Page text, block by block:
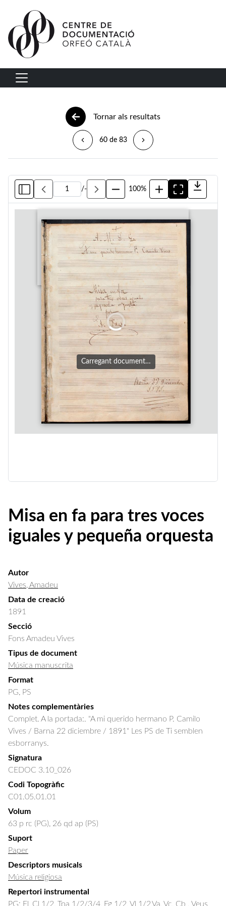
Vés al contingut
Navegació principal
Tornar als resultats
60 de 83
/- 100%
Carregant document…
Misa en fa para tres voces
iguales y pequeña orquesta
Autor
Vives, Amadeu
Data de creació
1891
Secció
Fons Amadeu Vives
Tipus de document
Música manuscrita
Format
PG, PS
Notes complementàries
Complet. A la portada:. "A mi querido hermano P. Camilo
Vives / Barna 22 diciembre / 1891" Les PS de Ti semblen
esborranys.
Signatura
CEDOC 3.10_026
Codi Topogràfic
C01.05.01.01
Volum
63 p rc (PG), 26 qd ap (PS)
Suport
Paper
Descriptors musicals
Música religiosa
Repertori instrumental
PG: Fl, Cl 1/2, Tpa 1/2/3/4, Fg 1/2, Vl 1/2,Va, Vc, Cb . Veus